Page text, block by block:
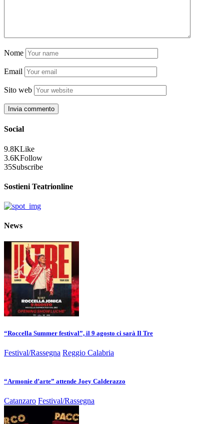
Nome
Email
Sito web
Social
9.8KLike
3.6KFollow
35Subscribe
Sostieni Teatrionline
News
“Roccella Summer festival”, il 9 agosto ci sarà Il Tre
Festival/Rassegna Reggio Calabria
“Armonie d’arte” attende Joey Calderazzo
Catanzaro Festival/Rassegna